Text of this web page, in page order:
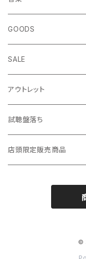
生き方
短歌・詩集
ZINE・リトルプレス
趣味・暮らし
音楽・映画・芸術
自然・動物・植物
◎ NEWFOLK特集
◎ シンガーソングライタ
CD
LP（レコード）
TAPE（カセットテープ）
GOODS
SALE
LP
CD・TAPE・7インチ
アウトレット
試聴盤落ち
店頭限定販売商品
©